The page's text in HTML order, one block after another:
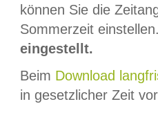
können Sie die
Sommerzeit
eingestellt.
Beim Download
in gesetzlicher Zeit